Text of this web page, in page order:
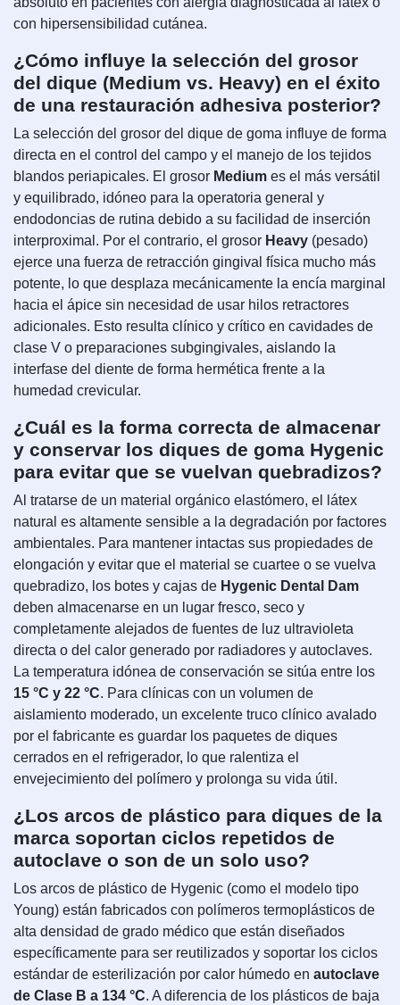
con hipersensibilidad cutánea.
¿Cómo influye la selección del grosor
del dique (Medium vs. Heavy) en el éxito
de una restauración adhesiva posterior?
La selección del grosor del dique de goma influye de forma
directa en el control del campo y el manejo de los tejidos
blandos periapicales. El grosor Medium es el más versátil
y equilibrado, idóneo para la operatoria general y
endodoncias de rutina debido a su facilidad de inserción
interproximal. Por el contrario, el grosor Heavy (pesado)
ejerce una fuerza de retracción gingival física mucho más
potente, lo que desplaza mecánicamente la encía marginal
hacia el ápice sin necesidad de usar hilos retractores
adicionales. Esto resulta clínico y crítico en cavidades de
clase V o preparaciones subgingivales, aislando la
interfase del diente de forma hermética frente a la
humedad crevicular.
¿Cuál es la forma correcta de almacenar
y conservar los diques de goma Hygenic
para evitar que se vuelvan quebradizos?
Al tratarse de un material orgánico elastómero, el látex
natural es altamente sensible a la degradación por factores
ambientales. Para mantener intactas sus propiedades de
elongación y evitar que el material se cuartee o se vuelva
quebradizo, los botes y cajas de Hygenic Dental Dam
deben almacenarse en un lugar fresco, seco y
completamente alejados de fuentes de luz ultravioleta
directa o del calor generado por radiadores y autoclaves.
La temperatura idónea de conservación se sitúa entre los
15 °C y 22 °C. Para clínicas con un volumen de
aislamiento moderado, un excelente truco clínico avalado
por el fabricante es guardar los paquetes de diques
cerrados en el refrigerador, lo que ralentiza el
envejecimiento del polímero y prolonga su vida útil.
¿Los arcos de plástico para diques de la
marca soportan ciclos repetidos de
autoclave o son de un solo uso?
Los arcos de plástico de Hygenic (como el modelo tipo
Young) están fabricados con polímeros termoplásticos de
alta densidad de grado médico que están diseñados
específicamente para ser reutilizados y soportar los ciclos
estándar de esterilización por calor húmedo en autoclave
de Clase B a 134 °C. A diferencia de los plásticos de baja